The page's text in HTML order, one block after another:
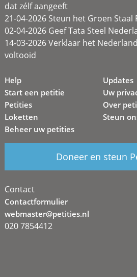
dat zélf aangeeft
21-04-2026 Steun het Groen Staal
02-04-2026 Geef Tata Steel
14-03-2026 Verklaar het
voltooid
Help
Start een petitie
Petities
Loketten
Beheer uw petities
Updates
Uw
Over
Steun
Doneer en steun
Contact
Contactformulier
webmaster@petities.nl
020 7854412